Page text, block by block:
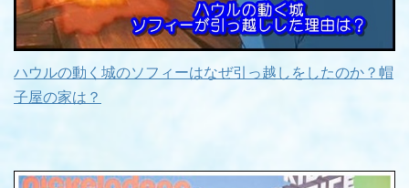
ハウルの動く城のソフィーはなぜ引っ越しをしたのか？帽
子屋の家は？